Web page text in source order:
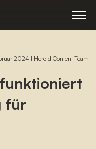
2024 | Herold Content Team
für